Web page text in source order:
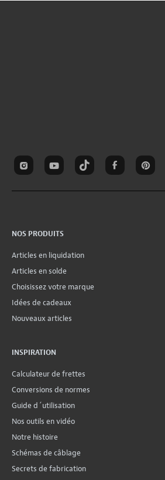
NOS PRODUITS
Articles en liquidation
Articles en solde
Choisissez votre marque
Idées de cadeaux
Nouveaux articles
INSPIRATION
Calculateur de frettes
Conversions de normes
Guide d´utilisation
Nos outils en vidéo
Notre histoire
Schémas de câblage
Secrets de fabrication